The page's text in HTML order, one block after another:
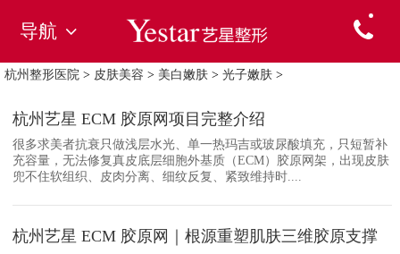
导航
杭州整形医院 > 皮肤美容 > 美白嫩肤 > 光子嫩肤 >
杭州艺星 ECM 胶原网项目完整介绍
很多求美者抗衰只做浅层水光、单一热玛吉或玻尿酸填充，只短暂补
充容量，无法修复真皮底层细胞外基质（ECM）胶原网架，出现皮肤
兜不住软组织、皮肉分离、细纹反复、紧致维持时....
杭州艺星 ECM 胶原网｜根源重塑肌肤三维胶原支撑